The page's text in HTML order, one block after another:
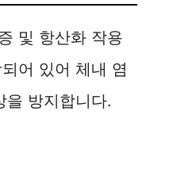
및 항산화 작용
어 있어 체내 염
을 방지합니다.